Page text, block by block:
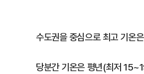
수도권을 중심으로 최고 기온
당분간 기온은 평년(최저